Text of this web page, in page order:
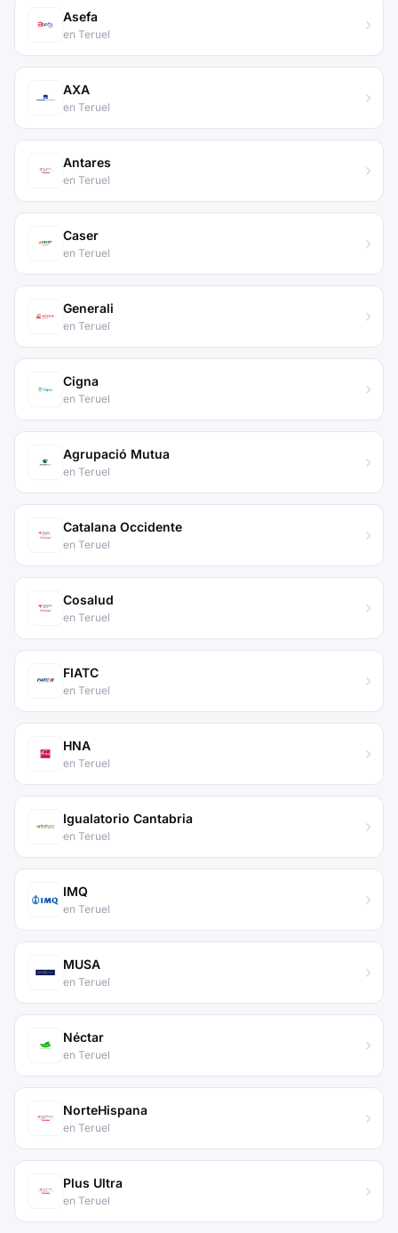
Asefa
en Teruel
AXA
en Teruel
Antares
en Teruel
Caser
en Teruel
Generali
en Teruel
Cigna
en Teruel
Agrupació Mutua
en Teruel
Catalana Occidente
en Teruel
Cosalud
en Teruel
FIATC
en Teruel
HNA
en Teruel
Igualatorio Cantabria
en Teruel
IMQ
en Teruel
MUSA
en Teruel
Néctar
en Teruel
NorteHispana
en Teruel
Plus Ultra
en Teruel